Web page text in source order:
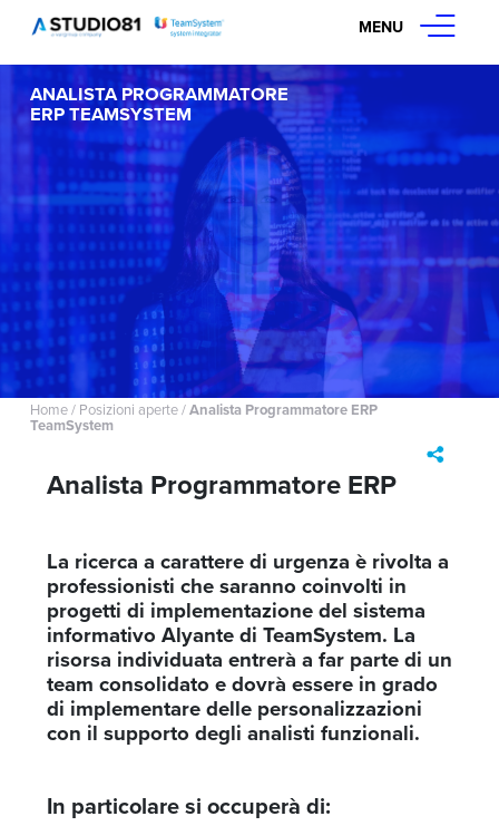
MENU
ANALISTA PROGRAMMATORE
ERP TEAMSYSTEM
Home/ Posizioni aperte/Analista Programmatore ERP
TeamSystem
Analista Programmatore ERP
La ricerca a carattere di urgenza è rivolta a
professionisti che saranno coinvolti in
progetti di implementazione del sistema
informativo Alyante di TeamSystem. La
risorsa individuata entrerà a far parte di un
team consolidato e dovrà essere in grado
di implementare delle personalizzazioni
con il supporto degli analisti funzionali.
In particolare si occuperà di: